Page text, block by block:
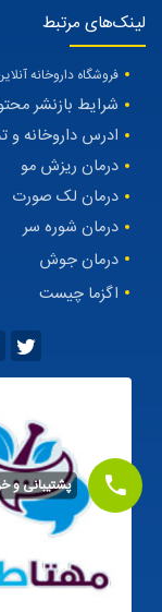
لینک‌های مرتبط
فروشگاه داروخانه
شرایط بازنشر
ادرس داروخانه و
درمان ریزش مو
درمان لک صورت
درمان شوره سر
درمان جوش
اگزما چیست
پشتیبانی و